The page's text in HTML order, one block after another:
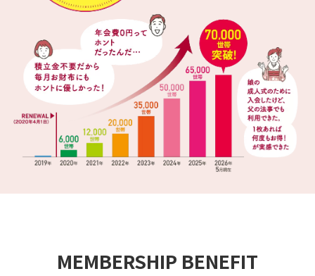
MEMBERSHIP BENEFIT